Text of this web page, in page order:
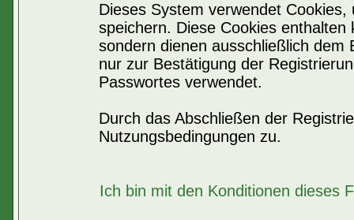
Dieses System verwendet
speichern. Diese Cookies
sondern dienen ausschließlich dem
nur zur Bestätigung der
Passwortes verwendet.
Durch das Abschließen der
Nutzungsbedingungen zu.
Ich bin mit den Konditionen dieses